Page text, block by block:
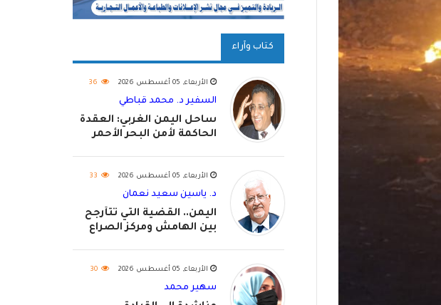
كتاب وآراء
الأربعاء, 05 أغسطس 2026 36
السفير د. محمد قباطي
ساحل اليمن الغربي: العقدة
الحاكمة لأمن البحر الأحمر
الأربعاء, 05 أغسطس 2026 33
د. ياسين سعيد نعمان
اليمن.. القضية التي تتأرجح
بين الهامش ومركز الصراع
الأربعاء, 05 أغسطس 2026 30
سهير محمد